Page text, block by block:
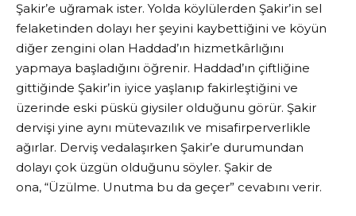
Şakir’e uğramak ister. Yolda köylülerden Şakir’in sel
felaketinden dolayı her şeyini kaybettiğini ve köyün
diğer zengini olan Haddad’ın hizmetkârlığını
yapmaya başladığını öğrenir. Haddad’ın çiftliğine
gittiğinde Şakir’in iyice yaşlanıp fakirleştiğini ve
üzerinde eski püskü giysiler olduğunu görür. Şakir
dervişi yine aynı mütevazılık ve misafirperverlikle
ağırlar. Derviş vedalaşırken Şakir’e durumundan
dolayı çok üzgün olduğunu söyler. Şakir de
ona, “Üzülme. Unutma bu da geçer” cevabını verir.